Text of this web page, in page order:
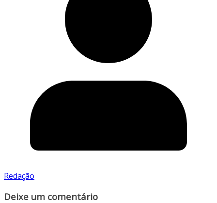
Redação
Deixe um comentário